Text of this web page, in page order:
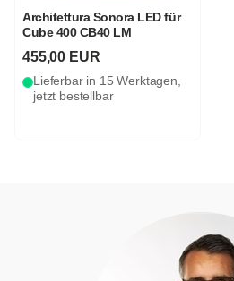
Architettura Sonora LED für
Cube 400 CB40 LM
455,00 EUR
Lieferbar in 15 Werktagen,
jetzt bestellbar